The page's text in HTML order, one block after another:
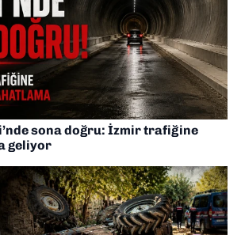
sona doğru: İzmir trafiğine
geliyor